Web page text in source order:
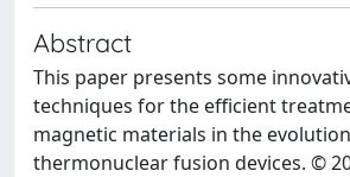
Abstract
This paper presents some
techniques for the efficient
magnetic materials in the
thermonuclear fusion devices. ©